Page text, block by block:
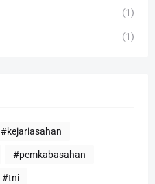
(1)
(1)
#kejariasahan
#pemkabasahan
#tni